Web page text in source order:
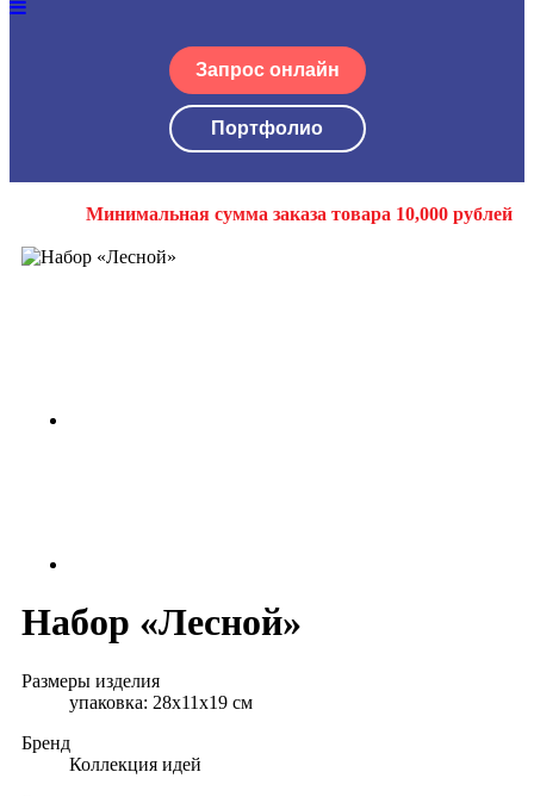
Запрос онлайн
Портфолио
Минимальная сумма заказа товара 10,000 рублей
Набор «Лесной»
Размеры изделия
упаковка: 28х11х19 см
Бренд
Коллекция идей